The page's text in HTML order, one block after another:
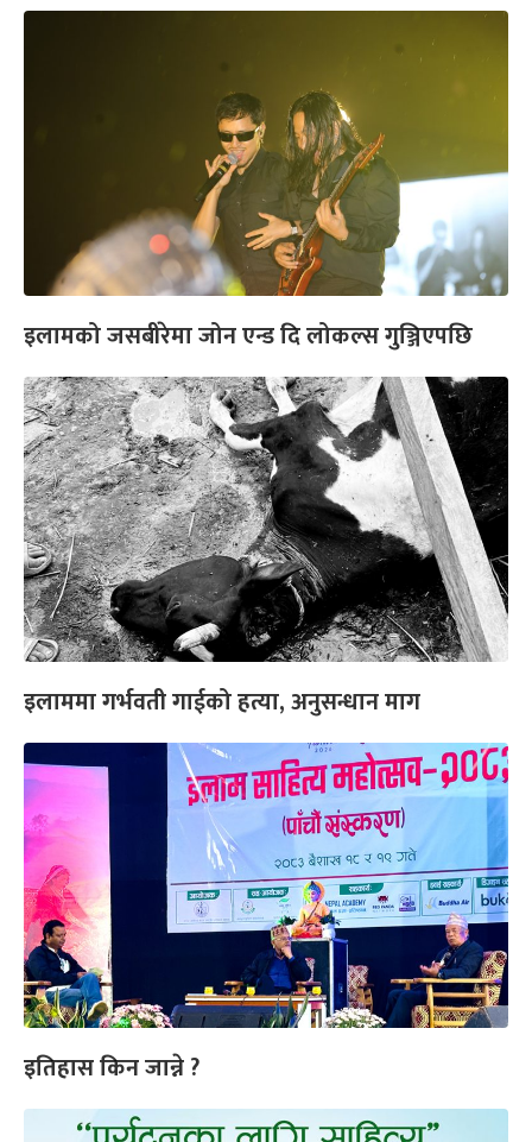
इलामको जसबीरेमा जोन एन्ड दि लोकल्स गुञ्जिएपछि
इलाममा गर्भवती गाईको हत्या, अनुसन्धान माग
इतिहास किन जान्ने ?